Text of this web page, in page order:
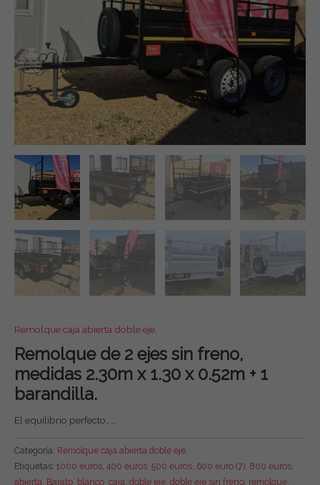
Remolque caja abierta doble eje.
Remolque de 2 ejes sin freno,
medidas 2.30m x 1.30 x 0.52m + 1
barandilla.
El equilibrio perfecto……
Categoría: Remolque caja abierta doble eje.
Etiquetas: 1000 euros, 400 euros, 500 euros, 600 euro (7), 800 euros,
abierta, Barato, blanco, caja, doble eje, doble eje sin freno, remolque,